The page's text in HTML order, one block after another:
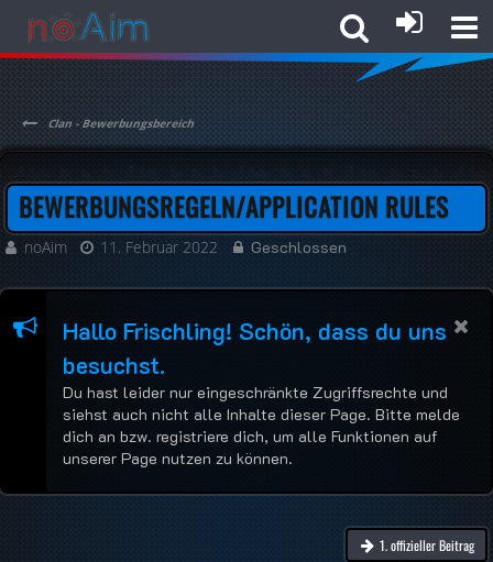
Clan - Bewerbungsbereich
BEWERBUNGSREGELN/APPLICATION RULES
noAim 11. Februar 2022 Geschlossen
Hallo Frischling! Schön, dass du uns
besuchst.
Du hast leider nur eingeschränkte Zugriffsrechte und
siehst auch nicht alle Inhalte dieser Page. Bitte melde
dich an bzw. registriere dich, um alle Funktionen auf
unserer Page nutzen zu können.
1. offizieller Beitrag